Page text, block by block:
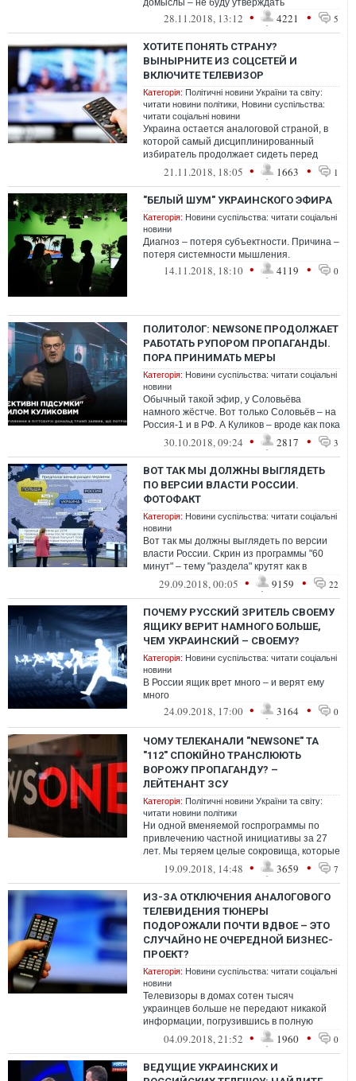
домыслы – не буду утверждать
28.11.2018, 13:12 • 4221 • 5
ХОТИТЕ ПОНЯТЬ СТРАНУ?
ВЫНЫРНИТЕ ИЗ СОЦСЕТЕЙ И
ВКЛЮЧИТЕ ТЕЛЕВИЗОР
Категорія: Політичні новини України та світу:
читати новини політики Новини суспільства:
читати соціальні новини
Украина остается аналоговой страной, в
которой самый дисциплинированный
избиратель продолжает сидеть перед
голубым экраном. Хотите понять его
21.11.2018, 18:05 • 1663 • 1
"БЕЛЫЙ ШУМ" УКРАИНСКОГО ЭФИРА
Категорія: Новини суспільства: читати соціальні
новини
Диагноз – потеря субъектности. Причина –
потеря системности мышления.
14.11.2018, 18:10 • 4119 • 0
ПОЛИТОЛОГ: NEWSONE ПРОДОЛЖАЕТ
РАБОТАТЬ РУПОРОМ ПРОПАГАНДЫ.
ПОРА ПРИНИМАТЬ МЕРЫ
Категорія: Новини суспільства: читати соціальні
новини
Обычный такой эфир, у Соловьёва
намного жёстче. Вот только Соловьёв – на
Россия-1 и в РФ. А Куликов – вроде как пока
в Украине, на телеканале, номинал...
30.10.2018, 09:24 • 2817 • 3
ВОТ ТАК МЫ ДОЛЖНЫ ВЫГЛЯДЕТЬ
ПО ВЕРСИИ ВЛАСТИ РОССИИ.
ФОТОФАКТ
Категорія: Новини суспільства: читати соціальні
новини
Вот так мы должны выглядеть по версии
власти России. Скрин из программы "60
минут" ‒ тему "раздела" крутят как в
новостях, так и в ток-шоу.
29.09.2018, 00:05 • 9159 • 22
ПОЧЕМУ РУССКИЙ ЗРИТЕЛЬ СВОЕМУ
ЯЩИКУ ВЕРИТ НАМНОГО БОЛЬШЕ,
ЧЕМ УКРАИНСКИЙ – СВОЕМУ?
Категорія: Новини суспільства: читати соціальні
новини
В России ящик врет много – и верят ему
много
24.09.2018, 17:00 • 3164 • 0
ЧОМУ ТЕЛЕКАНАЛИ "NEWSONE" ТА
"112" СПОКІЙНО ТРАНСЛЮЮТЬ
ВОРОЖУ ПРОПАГАНДУ? –
ЛЕЙТЕНАНТ ЗСУ
Категорія: Політичні новини України та світу:
читати новини політики
Ни одной вменяемой госпрограммы по
привлечению частной инициативы за 27
лет. Мы теряем целые сокровища, которые
могли бы приносить деньги на туризме. ...
19.09.2018, 14:48 • 3659 • 7
ИЗ-ЗА ОТКЛЮЧЕНИЯ АНАЛОГОВОГО
ТЕЛЕВИДЕНИЯ ТЮНЕРЫ
ПОДОРОЖАЛИ ПОЧТИ ВДВОЕ – ЭТО
СЛУЧАЙНО НЕ ОЧЕРЕДНОЙ БИЗНЕС-
ПРОЕКТ?
Категорія: Новини суспільства: читати соціальні
новини
Телевизоры в домах сотен тысяч
украинцев больше не передают никакой
информации, погрузившись в полную
тишину.04.09.2018, 21:52 • 1960 • 0
ВЕДУЩИЕ УКРАИНСКИХ И